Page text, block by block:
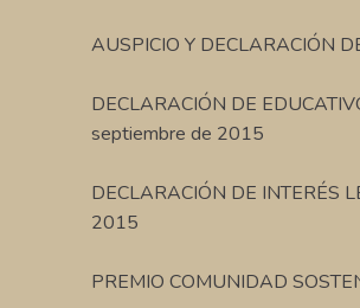
AUSPICIO Y DECLARACIÓN
DECLARACIÓN DE
septiembre de 2015
DECLARACIÓN DE INTERÉS
2015
PREMIO COMUNIDAD